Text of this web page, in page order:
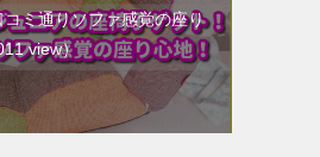
ミ通りソファ感覚の座り
view）